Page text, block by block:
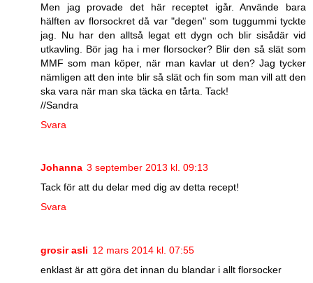
Men jag provade det här receptet igår. Använde bara
hälften av florsockret då var "degen" som tuggummi tyckte
jag. Nu har den alltså legat ett dygn och blir sisådär vid
utkavling. Bör jag ha i mer florsocker? Blir den så slät som
MMF som man köper, när man kavlar ut den? Jag tycker
nämligen att den inte blir så slät och fin som man vill att den
ska vara när man ska täcka en tårta. Tack!
//Sandra
Svara
Johanna 3 september 2013 kl. 09:13
Tack för att du delar med dig av detta recept!
Svara
grosir asli 12 mars 2014 kl. 07:55
enklast är att göra det innan du blandar i allt florsocker